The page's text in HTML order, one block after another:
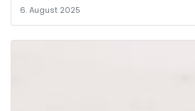
6. August 2025